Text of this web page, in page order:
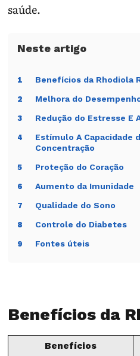
Não use Rhodiola para
persistente, perda de
Evite combinar
orientação.
Suspenda e procure
tontura, alergia ou
avaliação médica quando a
progressiva.
Para continuar no tema:
saúde.
1 Benefícios da Rhodiola
2 Melhora do
3 Redução do Estresse E
4
Estímulo A Capacidade
Concentração
5 Proteção do Coração
6 Aumento da Imunidade
7 Qualidade do Sono
8 Controle do Diabetes
9 Fontes úteis
Benefícios da
Benefícios